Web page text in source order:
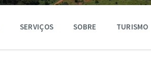
SERVIÇOS SOBRE TURISMO